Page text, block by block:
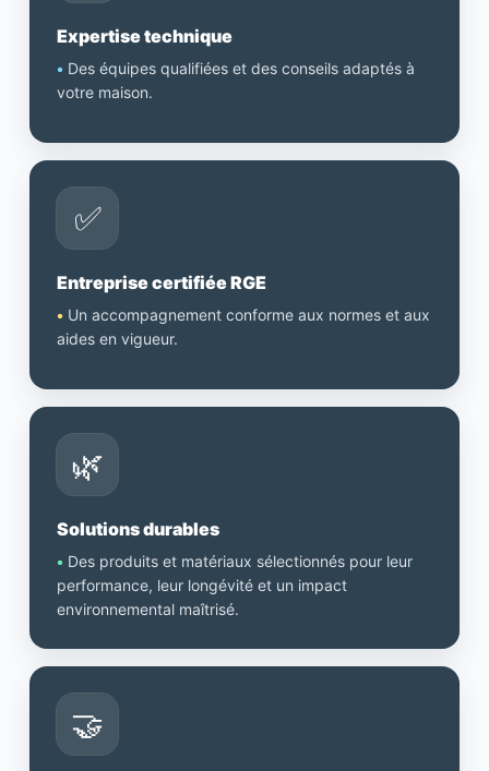
Expertise technique
• Des équipes qualifiées et des conseils adaptés à
votre maison.
✅
Entreprise certifiée RGE
• Un accompagnement conforme aux normes et aux
aides en vigueur.
🌿
Solutions durables
• Des produits et matériaux sélectionnés pour leur
performance, leur longévité et un impact
environnemental maîtrisé.
🤝